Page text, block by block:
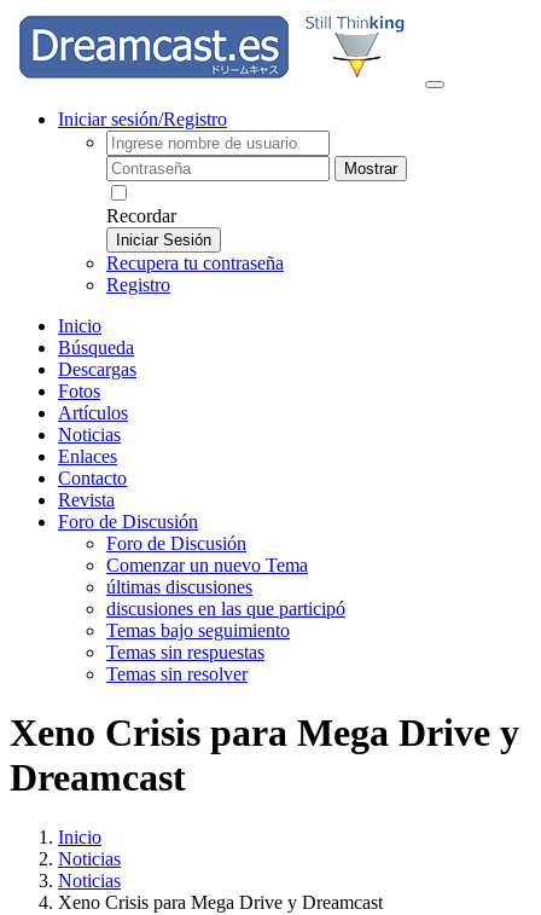
Iniciar sesión/Registro
Mostrar
Recordar
Iniciar Sesión
Recupera tu contraseña
Registro
Inicio
Búsqueda
Descargas
Fotos
Artículos
Noticias
Enlaces
Contacto
Revista
Foro de Discusión
Foro de Discusión
Comenzar un nuevo Tema
últimas discusiones
discusiones en las que participó
Temas bajo seguimiento
Temas sin respuestas
Temas sin resolver
Xeno Crisis para Mega Drive y
Dreamcast
Inicio
Noticias
Noticias
Xeno Crisis para Mega Drive y Dreamcast